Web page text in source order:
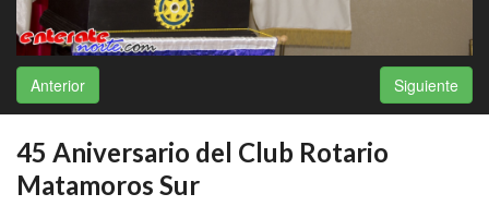
Anterior Siguiente
45 Aniversario del Club Rotario
Matamoros Sur